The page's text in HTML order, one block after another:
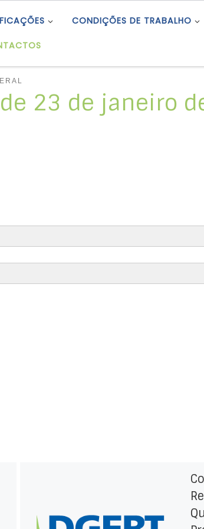
CONDIÇÕES DE TRABALHO
23 de janeiro